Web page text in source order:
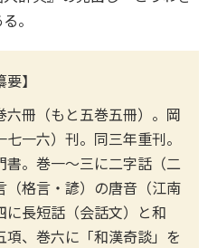
。
】
冊（もと五巻五冊）。岡
一六）刊。同三年重刊。
。巻一〜三に二字話（二
格言・諺）の唐音（江南
長短話（会話文）と和
、巻六に「和漢奇談」を